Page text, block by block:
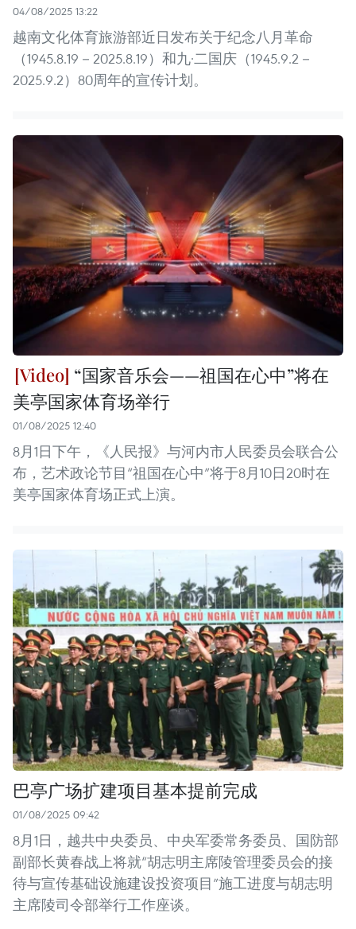
04/08/2025 13:22
越南文化体育旅游部近日发布关于纪念八月革命
（1945.8.19－2025.8.19）和九·二国庆（1945.9.2－
2025.9.2）80周年的宣传计划。
“国家音乐会——祖国在心中”将在
美亭国家体育场举行
01/08/2025 12:40
8月1日下午，《人民报》与河内市人民委员会联合公
布，艺术政论节目“祖国在心中”将于8月10日20时在
美亭国家体育场正式上演。
巴亭广场扩建项目基本提前完成
01/08/2025 09:42
8月1日，越共中央委员、中央军委常务委员、国防部
副部长黄春战上将就“胡志明主席陵管理委员会的接
待与宣传基础设施建设投资项目”施工进度与胡志明
主席陵司令部举行工作座谈。